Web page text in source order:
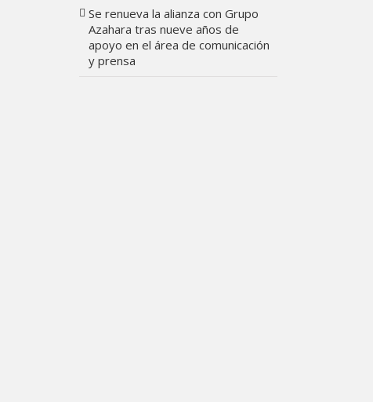
Se renueva la alianza con Grupo
Azahara tras nueve años de
apoyo en el área de comunicación
y prensa